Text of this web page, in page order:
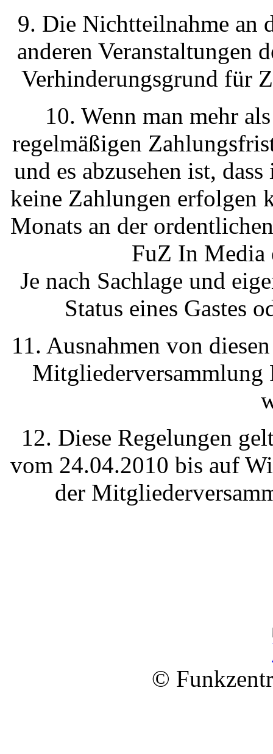
9. Die Nichtteilnahme an
anderen Veranstaltungen
Verhinderungsgrund für
10. Wenn man mehr
regelmäßigen
und es abzusehen ist,
keine Zahlungen erfolgen
Monats an der
FuZ In Media
Je nach Sachlage und
Status eines Gastes
11. Ausnahmen von
Mitgliederversammlung
12. Diese Regelungen
vom 24.04.2010 bis auf
der
©